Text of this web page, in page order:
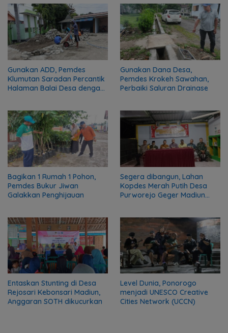
Gunakan ADD, Pemdes
Klumutan Saradan Percantik
Halaman Balai Desa dengan
Gunakan Dana Desa,
Pemdes Krokeh Sawahan,
Perbaiki Saluran Drainase
Bagikan 1 Rumah 1 Pohon,
Pemdes Bukur Jiwan
Galakkan Penghijauan
Segera dibangun, Lahan
Kopdes Merah Putih Desa
Purworejo Geger Madiun
Entaskan Stunting di Desa
Rejosari Kebonsari Madiun,
Anggaran SOTH dikucurkan
Level Dunia, Ponorogo
menjadi UNESCO Creative
Cities Network (UCCN)